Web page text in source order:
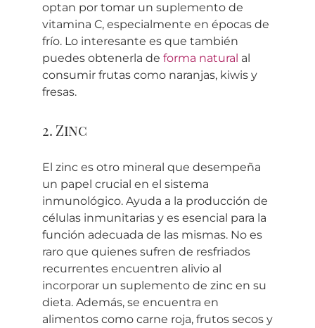
optan por tomar un suplemento de
vitamina C, especialmente en épocas de
frío. Lo interesante es que también
puedes obtenerla de forma natural al
consumir frutas como naranjas, kiwis y
fresas.
2. Zinc
El zinc es otro mineral que desempeña
un papel crucial en el sistema
inmunológico. Ayuda a la producción de
células inmunitarias y es esencial para la
función adecuada de las mismas. No es
raro que quienes sufren de resfriados
recurrentes encuentren alivio al
incorporar un suplemento de zinc en su
dieta. Además, se encuentra en
alimentos como carne roja, frutos secos y